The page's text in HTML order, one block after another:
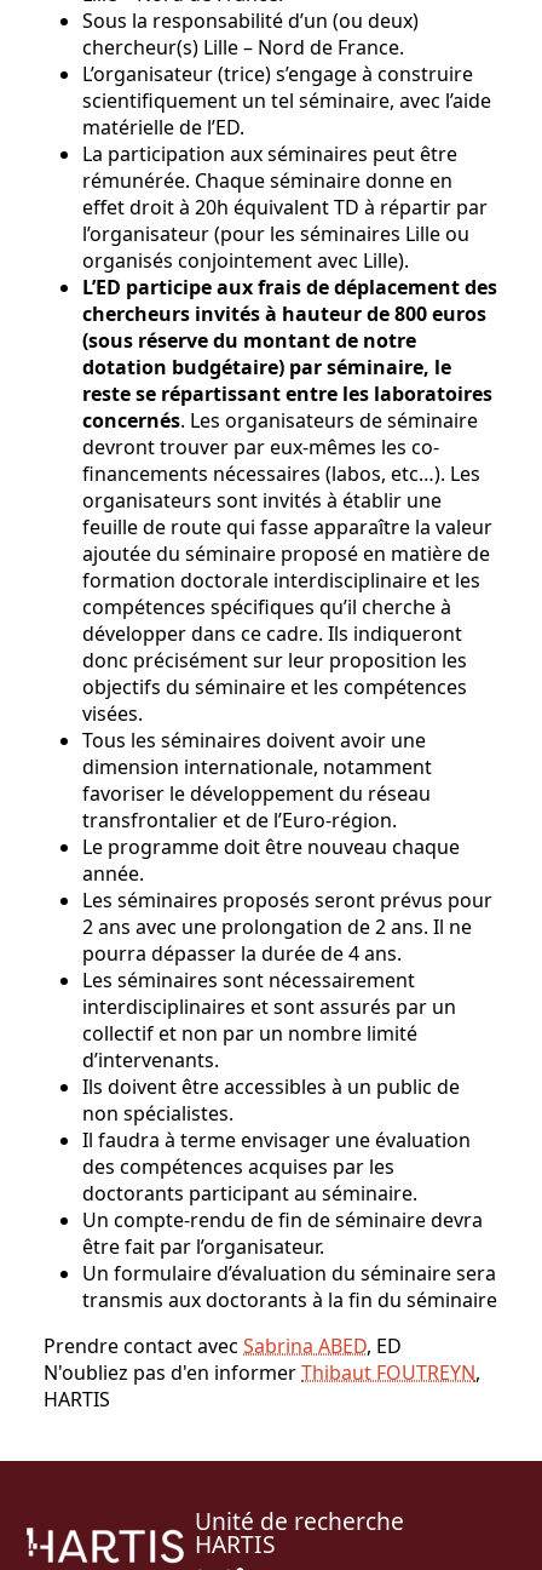
Sous la responsabilité d’un (ou deux)
chercheur(s) Lille – Nord de France.
L’organisateur (trice) s’engage à construire
scientifiquement un tel séminaire, avec l’aide
matérielle de l’ED.
La participation aux séminaires peut être
rémunérée. Chaque séminaire donne en
effet droit à 20h équivalent TD à répartir par
l’organisateur (pour les séminaires Lille ou
organisés conjointement avec Lille).
L’ED participe aux frais de déplacement des
chercheurs invités à hauteur de 800 euros
(sous réserve du montant de notre
dotation budgétaire) par séminaire, le
reste se répartissant entre les laboratoires
concernés. Les organisateurs de séminaire
devront trouver par eux-mêmes les co-
financements nécessaires (labos, etc…). Les
organisateurs sont invités à établir une
feuille de route qui fasse apparaître la valeur
ajoutée du séminaire proposé en matière de
formation doctorale interdisciplinaireet les
compétences spécifiques qu’il cherche à
développer dans ce cadre. Ils indiqueront
donc précisément sur leur proposition les
objectifs du séminaire et les compétences
visées.
Tous les séminaires doivent avoir une
dimension internationale, notamment
favoriser le développement du réseau
transfrontalier et de l’Euro-région.
Le programme doit être nouveau chaque
année.
Les séminaires proposés seront prévus pour
2 ans avec une prolongation de 2 ans. Il ne
pourra dépasser la durée de 4 ans.
Les séminaires sont nécessairement
interdisciplinaires et sont assurés par un
collectif et non par un nombre limité
d’intervenants.
Ils doivent être accessibles à un public de
non spécialistes.
Il faudra à terme envisager une évaluation
des compétences acquises par les
doctorants participant au séminaire.
Un compte-rendu de fin de séminaire devra
être fait par l’organisateur.
Un formulaire d’évaluation du séminaire sera
transmis aux doctorants à la fin du séminaire
Prendre contact avec Sabrina ABED, ED
N'oubliez pas d'en informerThibaut FOUTREYN,
HARTIS
Unité de recherche
HARTIS